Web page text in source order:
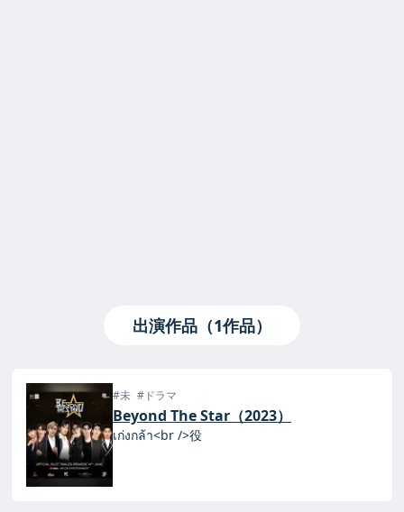
出演作品（1作品）
#未 #ドラマ
Beyond The Star（2023）
เก่งกล้า<br />役